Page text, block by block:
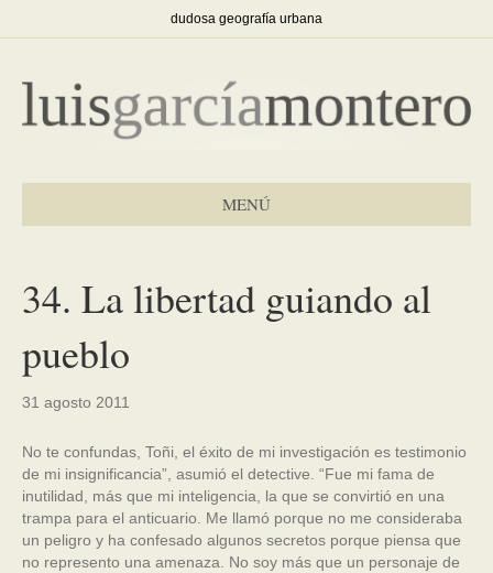
dudosa geografía urbana
MENÚ
34. La libertad guiando al
pueblo
31 agosto 2011
No te confundas, Toñi, el éxito de mi investigación es testimonio
de mi insignificancia”, asumió el detective. “Fue mi fama de
inutilidad, más que mi inteligencia, la que se convirtió en una
trampa para el anticuario. Me llamó porque no me consideraba
un peligro y ha confesado algunos secretos porque piensa que
no represento una amenaza. No soy más que un personaje de